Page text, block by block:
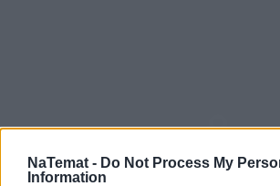
NaTemat - Do Not Process My
Information